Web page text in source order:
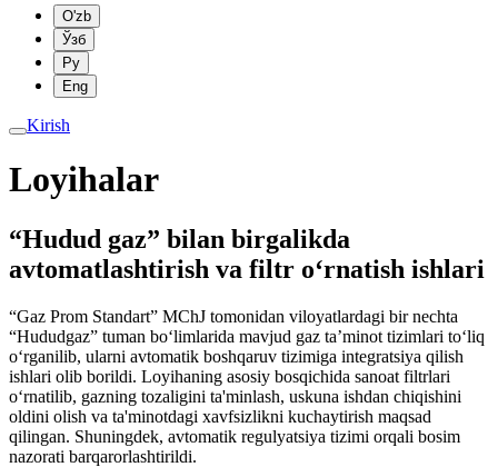
O'zb
Ўзб
Ру
Eng
Kirish
Loyihalar
“Hudud gaz” bilan birgalikda
avtomatlashtirish va filtr o‘rnatish ishlari
“Gaz Prom Standart” MChJ tomonidan viloyatlardagi bir nechta
“Hududgaz” tuman bo‘limlarida mavjud gaz ta’minot tizimlari to‘liq
o‘rganilib, ularni avtomatik boshqaruv tizimiga integratsiya qilish
ishlari olib borildi. Loyihaning asosiy bosqichida sanoat filtrlari
o‘rnatilib, gazning tozaligini ta'minlash, uskuna ishdan chiqishini
oldini olish va ta'minotdagi xavfsizlikni kuchaytirish maqsad
qilingan. Shuningdek, avtomatik regulyatsiya tizimi orqali bosim
nazorati barqarorlashtirildi.